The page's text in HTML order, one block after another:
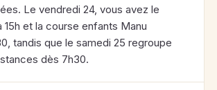
Le vendredi 24, vous avez le
15h et la course enfants Manu
tandis que le samedi 25 regroupe
dès 7h30.